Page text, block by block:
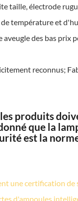
taille, électrode
température et
des bas prix
reconnus;
produits
que la
est la
une certification
d'ampoules